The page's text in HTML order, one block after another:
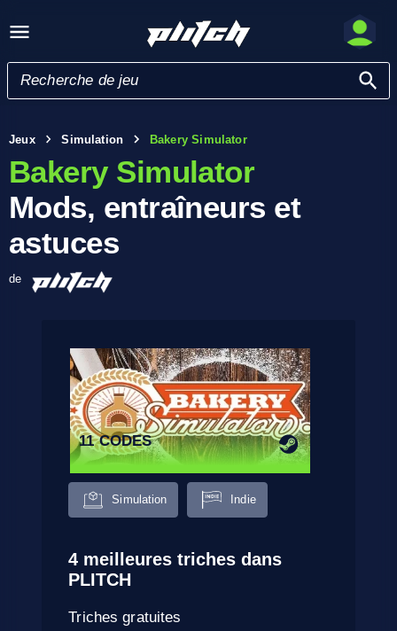
Jeux Simulation Bakery Simulator
Bakery Simulator
Mods, entraîneurs et
astuces
de
11 CODES
Simulation Indie
4 meilleures triches dans
PLITCH
Triches gratuites